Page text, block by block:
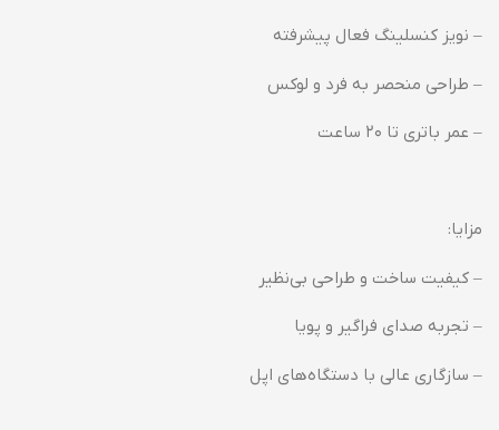
– نویز کنسلینگ فعال پیشرفته
– طراحی منحصر به فرد و لوکس
– عمر باتری تا ۲۰ ساعت
مزایا:
– کیفیت ساخت و طراحی بی‌نظیر
– تجربه صدای فراگیر و پویا
– سازگاری عالی با دستگاه‌های اپل